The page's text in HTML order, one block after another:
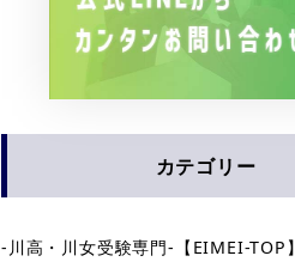
カテゴリー
-川高・川女受験専門-【EIMEI-TOP】